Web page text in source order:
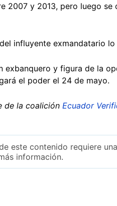
2007 y 2013, pero luego
influyente exmandatario lo
exbanquero y figura de la
el poder el 24 de mayo.
de la coalición Ecuador
este contenido requiere
información.